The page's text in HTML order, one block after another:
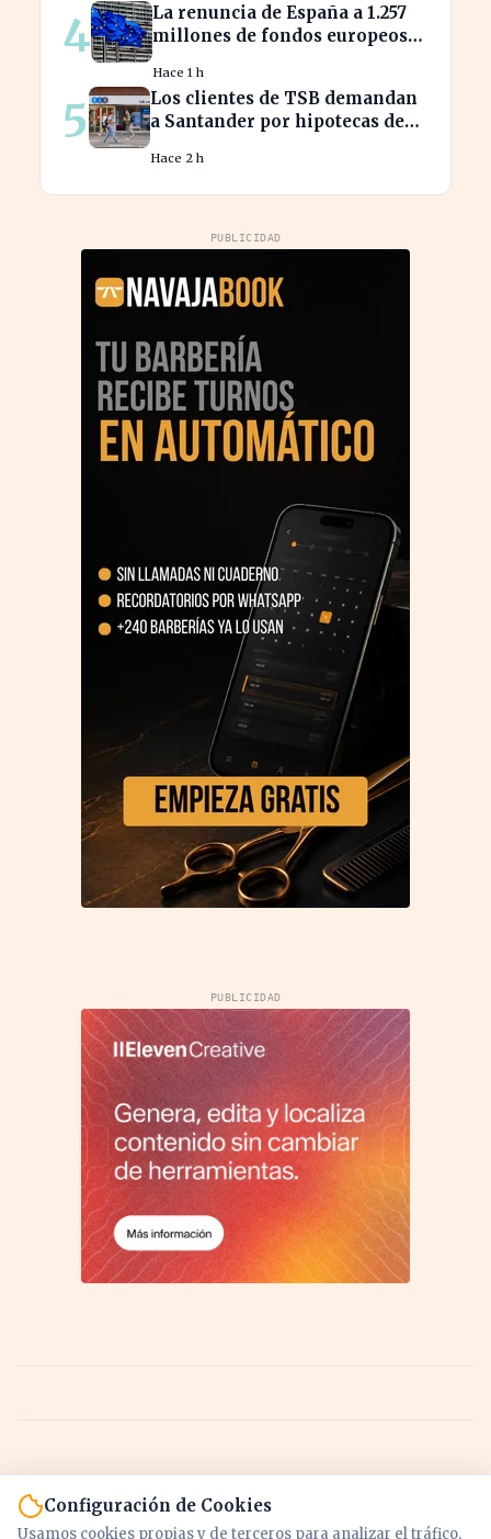
4
La renuncia de España a 1.257
millones de fondos europeos
Hace 1 h
5
Los clientes de TSB demandan
a Santander por hipotecas de
Hace 2 h
PUBLICIDAD
PUBLICIDAD
Configuración de Cookies
Usamos cookies propias y de terceros para analizar el tráfico,